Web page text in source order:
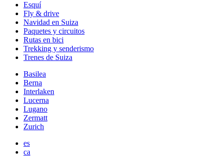
Esquí
Fly & drive
Navidad en Suiza
Paquetes y circuitos
Rutas en bici
Trekking y senderismo
Trenes de Suiza
Basilea
Berna
Interlaken
Lucerna
Lugano
Zermatt
Zurich
es
ca